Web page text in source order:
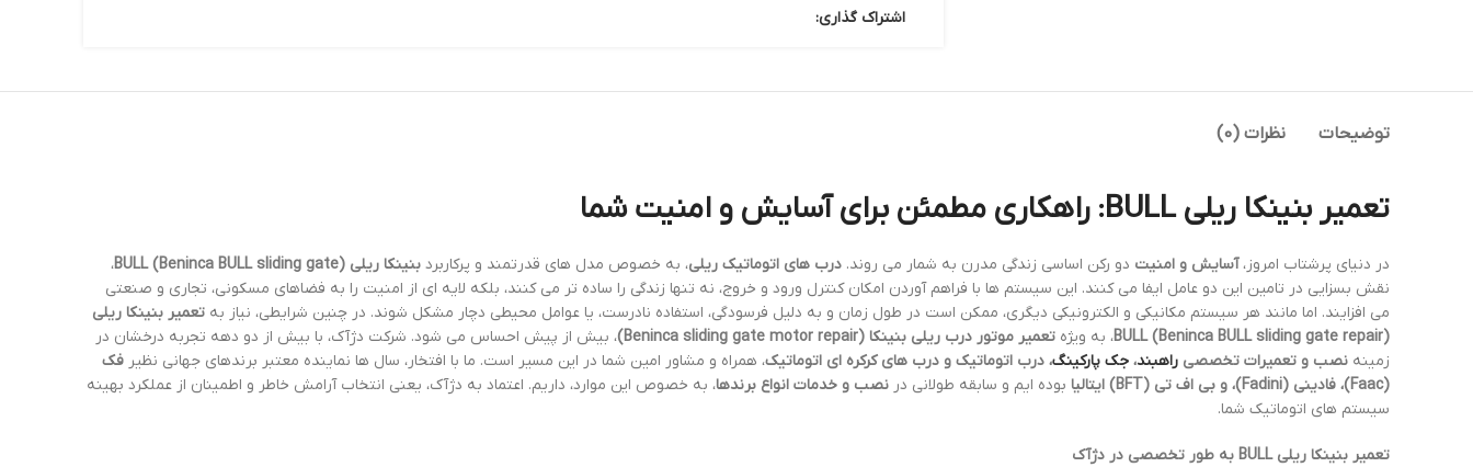
اشتراک گذاری:
توضیحات نظرات (0)
تعمیر بنینکا ریلی BULL : راهکاری مطمئن برای آسایش و امنیت شما
در دنیای پرشتاب امروز،آسایش و امنیت دو رکن اساسی زندگی مدرن به شمار می روند. درب های اتوماتیک ریلی، به خصوص مدل های قدرتمند و پرکاربرد بنینکا ریلی BULL (Beninca BULL sliding gate)
،
نقش بسزایی در تامین این دو عامل ایفا می کنند. این سیستم ها با فراهم آوردن امکان کنترل ورود و خروج، نه تنها زندگی را ساده تر می کنند، بلکه لایه ای از امنیت را به فضاهای مسکونی، تجاری و صنعتی
می افزایند. اما مانند هر سیستم مکانیکی و الکترونیکی دیگری، ممکن است در طول زمان و به دلیل فرسودگی، استفاده نادرست، یا عوامل محیطی دچار مشکل شوند. در چنین شرایطی، نیاز به تعمیر بنینکا ریلی
BULL (Beninca BULL sliding gate repair)، به ویژه تعمیر موتور درب ریلی بنینکا (Beninca sliding gate motor repair)
، بیش از پیش احساس می شود. شرکت دژآک، با بیش از دو دهه تجربه درخشان در
زمینه نصب و تعمیرات تخصصی راهبند، جک پارکینگ، درب اتوماتیک و درب های کرکره ای اتوماتیک، همراه و مشاور امین شما در این مسیر است. ما با افتخار، سال ها نماینده معتبر برندهای جهانی نظیر فک
(Faac)، فادینی (Fadini)، و بی اف تی (BFT) ایتالیا
بوده ایم و سابقه طولانی در نصب و خدمات انواع برندها، به خصوص این موارد، داریم. اعتماد به دژآک، یعنی انتخاب آرامش خاطر و اطمینان از عملکرد بهینه
سیستم های اتوماتیک شما.
تعمیر بنینکا ریلی BULL به طور تخصصی در دژآک